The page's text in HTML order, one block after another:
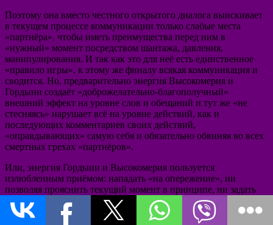
Поэтому она вместо честного открытого диалога выискивает
в текущем процессе коммуникации только слабые места
«партнёра», чтобы иметь преимущества перед ним в
«нужный» момент посредством шантажа, давления,
манипулирования. И так как это для неё есть единственное
«правило игры», к этому же финалу всякая коммуникация и
сводится. Но, предварительно энергия Высокомерия и
Гордыни создаёт «доброжелательно-благополучный»
внешний эффект на уровне слов и обещаний и тут же «не
стесняясь» нарушает всё на уровне действий, как и
последующих комментариев своих действий,
«оправдывающих» самую себя и обязательно обвиняя во всех
смертных грехах «партнёров».
Или, энергия Гордыни и Высокомерия пользуется
излюбленным приёмом: нападать «на опережение», ни
позволяя прояснить текущий момент в принципе, ни задать
накопившиеся вопросы, ни считая необходимым
прослеживать последовательное изложение фактов,
аргументов и прочее, ни выслушать конструктивных